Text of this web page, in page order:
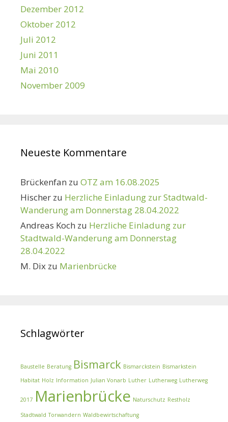
Dezember 2012
Oktober 2012
Juli 2012
Juni 2011
Mai 2010
November 2009
Neueste Kommentare
Brückenfan zu OTZ am 16.08.2025
Hischer zu Herzliche Einladung zur Stadtwald-
Wanderung am Donnerstag 28.04.2022
Andreas Koch zu Herzliche Einladung zur
Stadtwald-Wanderung am Donnerstag
28.04.2022
M. Dix zu Marienbrücke
Schlagwörter
Baustelle Beratung Bismarck Bismarckstein Bismarkstein
Habitat Holz Information Julian Vonarb Luther Lutherweg Lutherweg
2017 Marienbrücke Naturschutz Restholz
Stadtwald Torwandern Waldbewirtschaftung